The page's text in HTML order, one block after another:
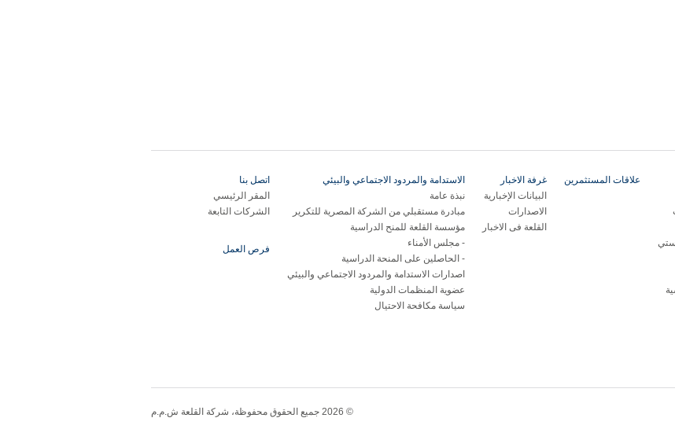
علاقات المستثمرين
غرفة الاخبار
البيانات الإخبارية
الاصدارات
القلعة فى الاخبار
الاستدامة والمردود الاجتماعي والبيئي
نبذة عامة
مبادرة مستقبلي من الشركة المصرية للتكرير
مؤسسة القلعة للمنح الدراسية
مجلس الأمناء
الحاصلين على المنحة الدراسية
اصدارات الاستدامة والمردود الاجتماعي والبيئي
عضوية المنظمات الدولية
سياسة مكافحة الاحتيال
اتصل بنا
المقر الرئيسي
الشركات التابعة
فرص العمل
© 2026 جميع الحقوق محفوظة، شركة القلعة ش.م.م